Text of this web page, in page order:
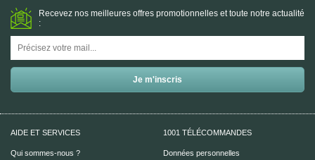
Recevez nos meilleures offres promotionnelles et toute notre actualité
:
AIDE ET SERVICES
Qui sommes-nous ?
1001 TÉLÉCOMMANDES
Données personnelles